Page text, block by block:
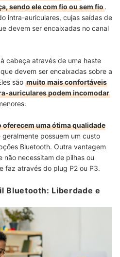
sendo ele com fio ou sem fio.
intra-auriculares, cujas saídas de
devem ser encaixadas no canal
cabeça através de uma haste
devem ser encaixadas sobre a
são muito mais confortáveis
auriculares podem incomodar
uma ótima qualidade
geralmente possuem um custo
Bluetooth. Outra vantagem
não necessitam de pilhas ou
faz através do plug P2 ou P3.
Bluetooth: Liberdade e